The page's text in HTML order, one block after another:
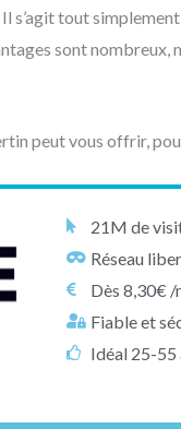
Il s’agit tout
sont nombreux,
peut vous offrir,
21M de
Réseau
Dès 8,30€ /
Fiable et
Idéal 25-55